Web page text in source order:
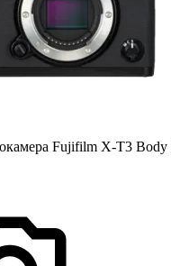
Fujifilm X-T3 Body